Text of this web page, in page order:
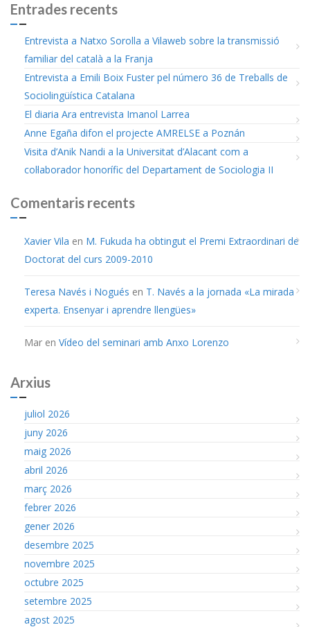
Entrades recents
Entrevista a Natxo Sorolla a Vilaweb sobre la transmissió
familiar del català a la Franja
Entrevista a Emili Boix Fuster pel número 36 de Treballs de
Sociolingüística Catalana
El diaria Ara entrevista Imanol Larrea
Anne Egaña difon el projecte AMRELSE a Poznán
Visita d’Anik Nandi a la Universitat d’Alacant com a
col·laborador honorífic del Departament de Sociologia II
Comentaris recents
Xavier Vila en M. Fukuda ha obtingut el Premi Extraordinari de
Doctorat del curs 2009-2010
Teresa Navés i Nogués en T. Navés a la jornada «La mirada
experta. Ensenyar i aprendre llengües»
Mar en Vídeo del seminari amb Anxo Lorenzo
Arxius
juliol 2026
juny 2026
maig 2026
abril 2026
març 2026
febrer 2026
gener 2026
desembre 2025
novembre 2025
octubre 2025
setembre 2025
agost 2025